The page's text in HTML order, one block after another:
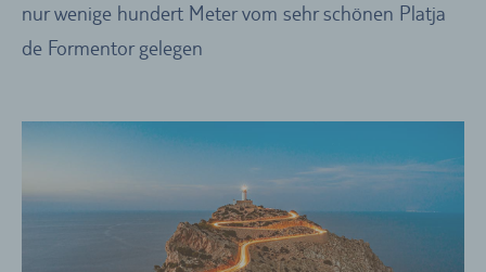
nur wenige hundert Meter vom sehr schönen Platja
de Formentor gelegen